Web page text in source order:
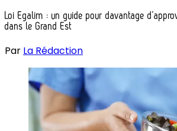
Loi Egalim : un guide pour davantage
dans le Grand Est
Par La Rédaction